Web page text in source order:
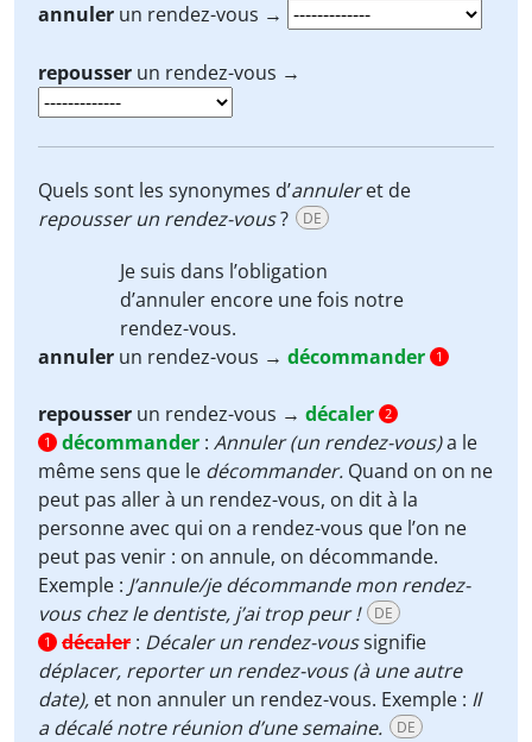
annuler un rendez-vous →
repousser un rendez-vous →
Quels sont les synonymes d’annuleret de
repousserun rendez-vous? DE
Je suis dans l’obligation
d’annuler encore une fois notre
rendez-vous.
annuler un rendez-vous → décommander 1
repousser un rendez-vous → décaler 2
1
décommander : Annuler (un rendez-vous)a le
même sens que le décommander. Quand on on ne
peut pas aller à un rendez-vous, on dit à la
personne avec qui on a rendez-vous que l’on ne
peut pas venir : on annule, on décommande.
Exemple : J’annule/je décommande mon rendez-
vous chez le dentiste, j’ai trop peur !
DE
1 décaler : Décaler un rendez-voussignifie
déplacer, reporter un rendez-vous (à une autre
date), et non annuler un rendez-vous. Exemple : Il
a décalé notre réunion d’une semaine.
DE